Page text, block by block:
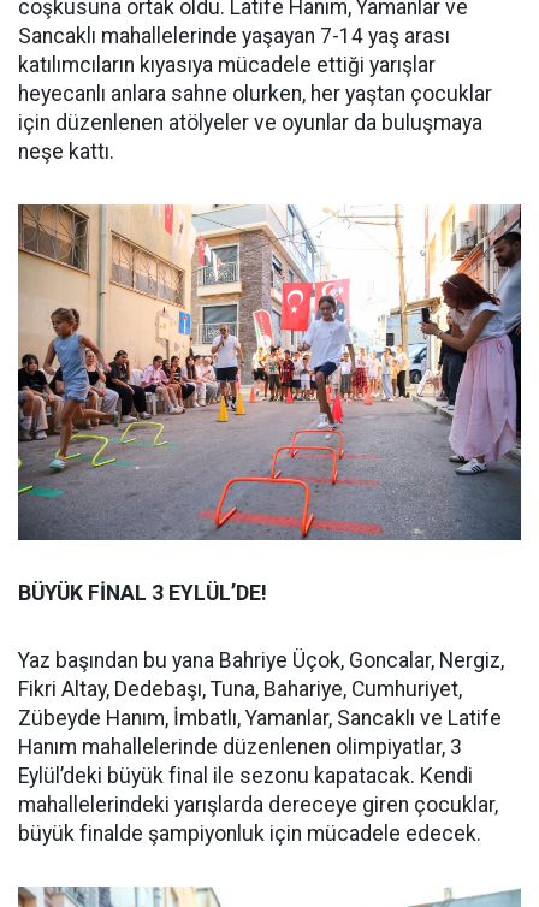
coşkusuna ortak oldu. Latife Hanım, Yamanlar ve
Sancaklı mahallelerinde yaşayan 7-14 yaş arası
katılımcıların kıyasıya mücadele ettiği yarışlar
heyecanlı anlara sahne olurken, her yaştan çocuklar
için düzenlenen atölyeler ve oyunlar da buluşmaya
neşe kattı.
BÜYÜK FİNAL 3 EYLÜL’DE!
Yaz başından bu yana Bahriye Üçok, Goncalar, Nergiz,
Fikri Altay, Dedebaşı, Tuna, Bahariye, Cumhuriyet,
Zübeyde Hanım, İmbatlı, Yamanlar, Sancaklı ve Latife
Hanım mahallelerinde düzenlenen olimpiyatlar, 3
Eylül’deki büyük final ile sezonu kapatacak. Kendi
mahallelerindeki yarışlarda dereceye giren çocuklar,
büyük finalde şampiyonluk için mücadele edecek.